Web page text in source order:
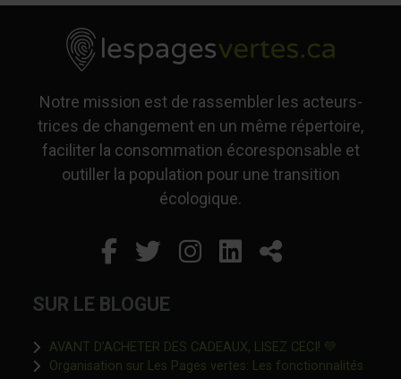
Notre mission est de rassembler les acteurs-
trices de changement en un même répertoire,
faciliter la consommation écoresponsable et
outiller la population pour une transition
écologique.
Facebook
Ce lien s'ouvrira dans
Twitter
Ce lien s'ouvrira
Instagram
Ce lien s'ouvrira
LinkedIn
Ce lien
Partager
SUR LE BLOGUE
AVANT D’ACHETER DES CADEAUX, LISEZ CECI! 💚
Organisation sur Les Pages vertes: Les fonctionnalités